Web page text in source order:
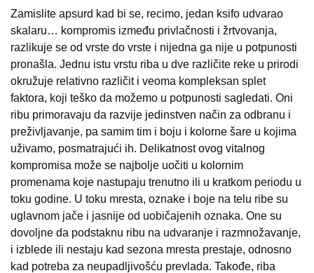
Zamislite apsurd kad bi se, recimo, jedan ksifo udvarao
skalaru… kompromis između privlačnosti i žrtvovanja,
razlikuje se od vrste do vrste i nijedna ga nije u potpunosti
pronašla. Jednu istu vrstu riba u dve različite reke u prirodi
okružuje relativno različit i veoma kompleksan splet
faktora, koji teško da možemo u potpunosti sagledati. Oni
ribu primoravaju da razvije jedinstven način za odbranu i
preživljavanje, pa samim tim i boju i kolorne šare u kojima
uživamo, posmatrajući ih. Delikatnost ovog vitalnog
kompromisa može se najbolje uočiti u kolornim
promenama koje nastupaju trenutno ili u kratkom periodu u
toku godine. U toku mresta, oznake i boje na telu ribe su
uglavnom jače i jasnije od uobičajenih oznaka. One su
dovoljne da podstaknu ribu na udvaranje i razmnožavanje,
i izblede ili nestaju kad sezona mresta prestaje, odnosno
kad potreba za neupadljivošću prevlada. Takođe, riba